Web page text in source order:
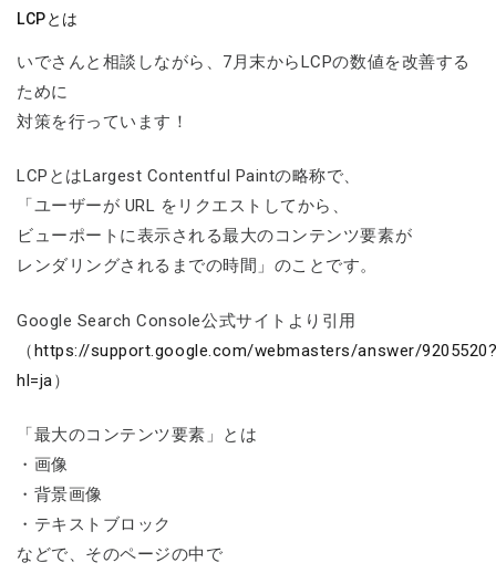
LCPとは
いでさんと相談しながら、7月末からLCPの数値を改善する
ために
対策を行っています！
LCPとはLargest Contentful Paintの略称で、
「ユーザーが URL をリクエストしてから、
ビューポートに表示される最大のコンテンツ要素が
レンダリングされるまでの時間」のことです。
Google Search Console公式サイトより引用
（https://support.google.com/webmasters/answer/
hl=ja）
「最大のコンテンツ要素」とは
・画像
・背景画像
・テキストブロック
などで、そのページの中で